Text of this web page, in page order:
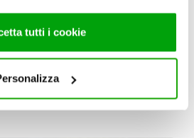
con altre informazioni che ha
raccolto dal suo utilizzo dei loro
policy. Se clicchi sulla “X” per
verranno installati cookie sul tuo
di quelli necessari ai fini del
del sito.
tutti i cookie
ALIMENTAZIONE